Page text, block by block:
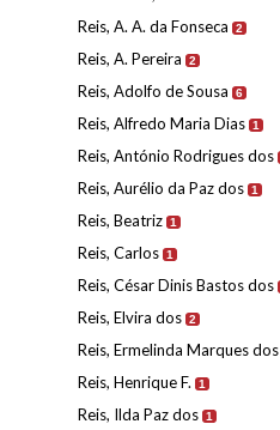
Reis, A. A. da Fonseca 2
Reis, A. Pereira 2
Reis, Adolfo de Sousa 6
Reis, Alfredo Maria Dias 1
Reis, António Rodrigues dos
Reis, Aurélio da Paz dos 1
Reis, Beatriz 1
Reis, Carlos 1
Reis, César Dinis Bastos dos
Reis, Elvira dos 2
Reis, Ermelinda Marques dos
Reis, Henrique F. 1
Reis, Ilda Paz dos 1